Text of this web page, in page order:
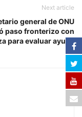
Next article
general de ONU
paso fronterizo con
para evaluar ayuda